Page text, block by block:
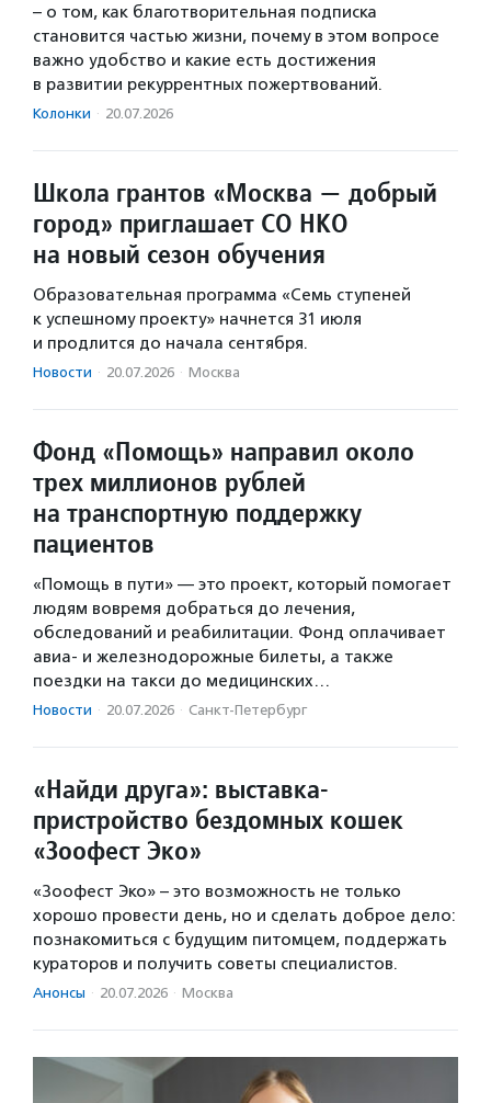
– о том, как благотворительная подписка
становится частью жизни, почему в этом вопросе
важно удобство и какие есть достижения
в развитии рекуррентных пожертвований.
Колонки · 20.07.2026
Школа грантов «Москва — добрый
город» приглашает СО НКО
на новый сезон обучения
Образовательная программа «Семь ступеней
к успешному проекту» начнется 31 июля
и продлится до начала сентября.
Новости · 20.07.2026 · Москва
Фонд «Помощь» направил около
трех миллионов рублей
на транспортную поддержку
пациентов
«Помощь в пути» — это проект, который помогает
людям вовремя добраться до лечения,
обследований и реабилитации. Фонд оплачивает
авиа- и железнодорожные билеты, а также
поездки на такси до медицинских…
Новости · 20.07.2026 · Санкт-Петербург
«Найди друга»: выставка-
пристройство бездомных кошек
«Зоофест Эко»
«Зоофест Эко» – это возможность не только
хорошо провести день, но и сделать доброе дело:
познакомиться с будущим питомцем, поддержать
кураторов и получить советы специалистов.
Анонсы · 20.07.2026 · Москва